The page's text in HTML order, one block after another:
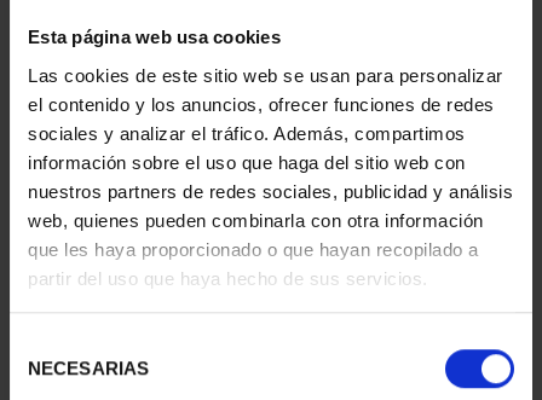
Esta página web usa cookies
Las cookies de este sitio web se usan para personalizar
el contenido y los anuncios, ofrecer funciones de redes
sociales y analizar el tráfico. Además, compartimos
información sobre el uso que haga del sitio web con
nuestros partners de redes sociales, publicidad y análisis
web, quienes pueden combinarla con otra información
que les haya proporcionado o que hayan recopilado a
partir del uso que haya hecho de sus servicios.
NECESARIAS
73,00 €